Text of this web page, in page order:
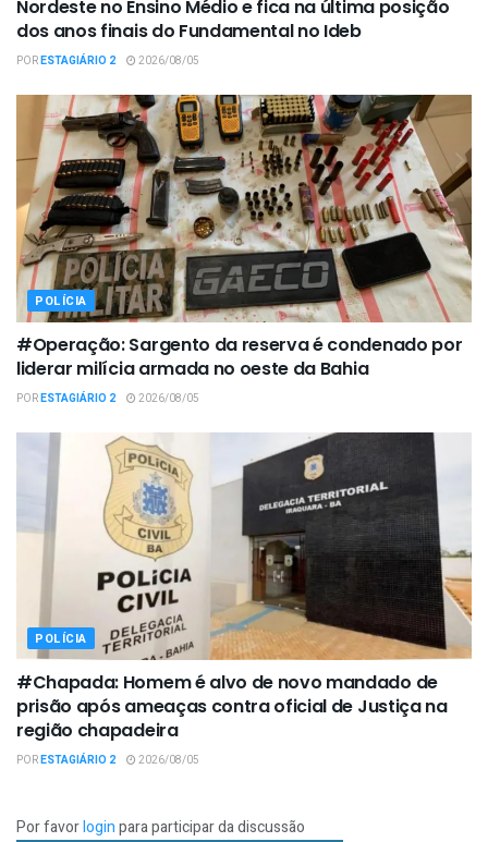
Nordeste no Ensino Médio e fica na última posição
dos anos finais do Fundamental no Ideb
PORESTAGIÁRIO 2 2026/08/05
POLÍCIA
#Operação: Sargento da reserva é condenado por
liderar milícia armada no oeste da Bahia
PORESTAGIÁRIO 2 2026/08/05
POLÍCIA
#Chapada: Homem é alvo de novo mandado de
prisão após ameaças contra oficial de Justiça na
região chapadeira
PORESTAGIÁRIO 2 2026/08/05
Por favorloginpara participar da discussão